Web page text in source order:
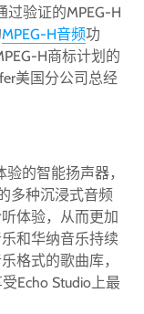
过验证的MPEG-H
MPEG-H音频功
H商标计划的
美国分公司总经
的智能扬声器，
多种沉浸式音频
体验，从而更加
和华纳音乐持续
格式的歌曲库，
Echo Studio上最